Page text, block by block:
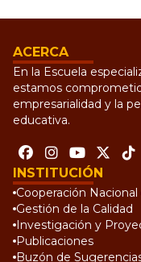
ACERCA
En la Escuela
estamos
empresarialidad y la
educativa.
INSTITUCIÓN
Cooperación
Gestión de la Calidad
Investigación y
Publicaciones
Buzón de